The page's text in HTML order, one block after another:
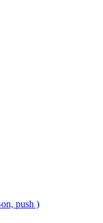
push )